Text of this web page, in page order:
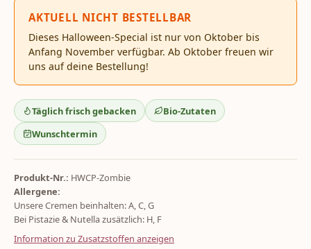
AKTUELL NICHT BESTELLBAR
Dieses Halloween-Special ist nur von Oktober bis
Anfang November verfügbar. Ab Oktober freuen wir
uns auf deine Bestellung!
Täglich frisch gebacken
Bio-Zutaten
Wunschtermin
Produkt-Nr.: HWCP-Zombie
Allergene:
Unsere Cremen beinhalten: A, C, G
Bei Pistazie & Nutella zusätzlich: H, F
Information zu Zusatzstoffen anzeigen